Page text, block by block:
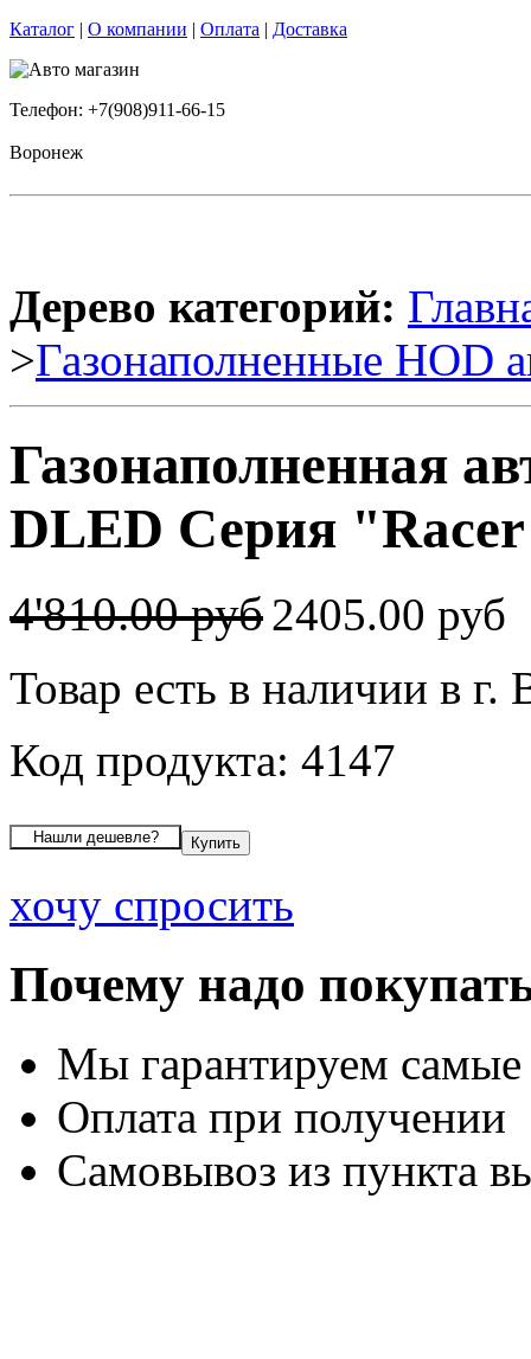
Каталог | О компании | Оплата | Доставка
Телефон: +7(908)911-66-15
Воронеж
Дерево категорий:
>Газонаполненные HOD
Газонаполненная
DLED Серия
4'810.00 руб2405.00 руб
Товар есть в наличии в г.
Код продукта: 4147
хочу спросить
Почему надо
Мы гарантируем
Оплата при получении
Самовывоз из пункта